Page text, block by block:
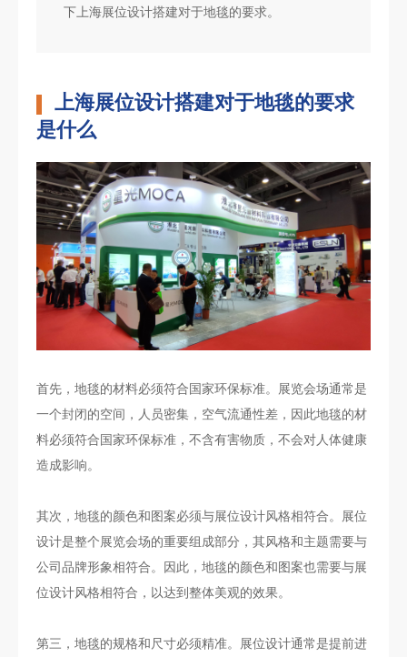
下上海展位设计搭建对于地毯的要求。
上海展位设计搭建对于地毯的要求
是什么
首先，地毯的材料必须符合国家环保标准。展览会场通常是
一个封闭的空间，人员密集，空气流通性差，因此地毯的材
料必须符合国家环保标准，不含有害物质，不会对人体健康
造成影响。
其次，地毯的颜色和图案必须与展位设计风格相符合。展位
设计是整个展览会场的重要组成部分，其风格和主题需要与
公司品牌形象相符合。因此，地毯的颜色和图案也需要与展
位设计风格相符合，以达到整体美观的效果。
第三，地毯的规格和尺寸必须精准。展位设计通常是提前进